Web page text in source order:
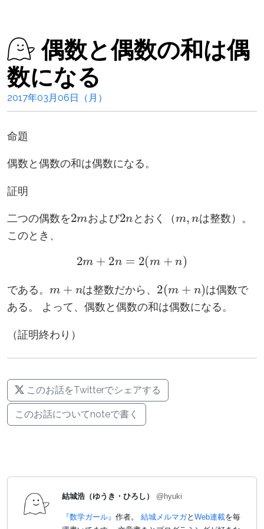
偶数と偶数の和は偶
数になる
2017年03月06日（月）
命題
偶数と偶数の和は偶数になる。
証明
二つの偶数を
および とおく（
は整数）。
このとき、
2 m +2n= 2(m+ n
である。 は整数だから、
(
は偶数で
ある。 よって、偶数と偶数の和は偶数になる。
（証明終わり）
このお話をTwitterでシェアする
このお話についてnoteで書く
結城浩（ゆうき・ひろし） @hyuki
『数学ガール』 作者。 結城メルマガと Web連載を毎